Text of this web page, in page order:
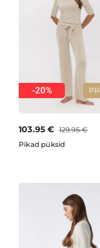
-20%
103.95 € 129.95 €
Pikad püksid